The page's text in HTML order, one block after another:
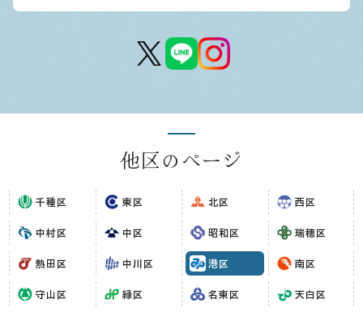
他区のページ
千種区 東区 北区 西区
中村区 中区 昭和区 瑞穂区
熱田区 中川区 港区 南区
守山区 緑区 名東区 天白区